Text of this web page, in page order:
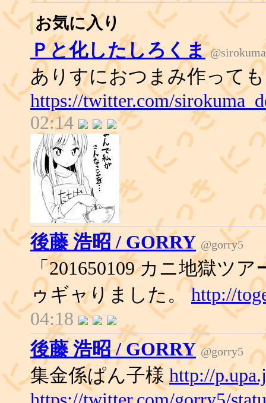
お気に入り
Ｐと化したしろくま
ありすにおつまみ作って
https://twitter.com/
02:14
後藤 浩昭 / GORRY @gorry5
「201650109 カニ地獄ツ
ゥギャりました。http://
04:18
後藤 浩昭 / GORRY @gorry5
集金係ぱん子様http://